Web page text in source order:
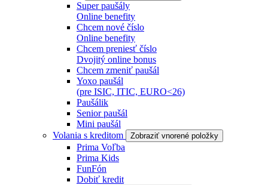
Super paušály
Online benefity
Chcem nové číslo
Online benefity
Chcem preniesť číslo
Dvojitý online bonus
Chcem zmeniť paušál
Yoxo paušál
(pre ISIC, ITIC, EURO<26)
Paušálik
Senior paušál
Mini paušál
Volania s kreditom
Zobraziť vnorené položky
Prima Voľba
Prima Kids
FunFón
Dobiť kredit